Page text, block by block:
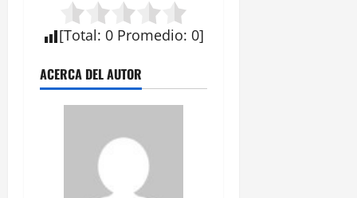
[Total: 0 Promedio: 0]
ACERCA DEL AUTOR